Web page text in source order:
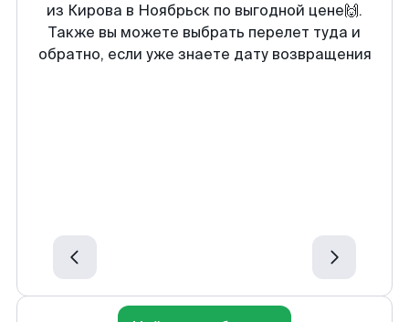
из Кирова в Ноябрьск по выгодной цене🙌.
Также вы можете выбрать перелет туда и
обратно, если уже знаете дату возвращения